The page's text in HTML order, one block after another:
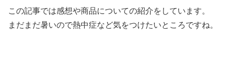
この記事では感想や商品についての紹介をしています。
まだまだ暑いので熱中症など気をつけたいところですね。